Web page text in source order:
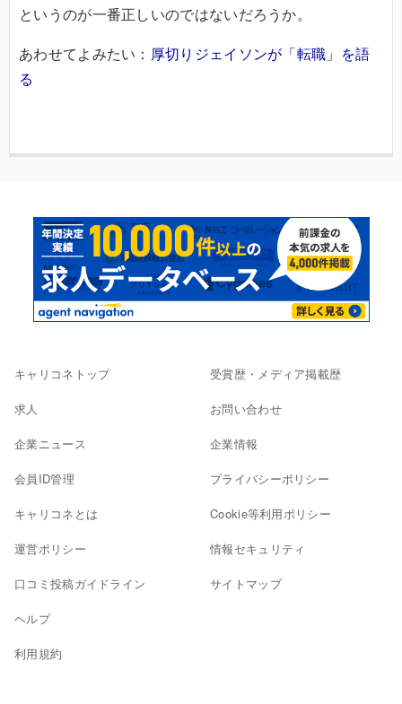
というのが一番正しいのではないだろうか。
あわせてよみたい： 厚切りジェイソンが「転職」を語
る
キャリコネトップ
求人
企業ニュース
会員ID管理
キャリコネとは
運営ポリシー
口コミ投稿ガイドライン
ヘルプ
利用規約
受賞歴・メディア掲載歴
お問い合わせ
企業情報
プライバシーポリシー
Cookie等利用ポリシー
情報セキュリティ
サイトマップ